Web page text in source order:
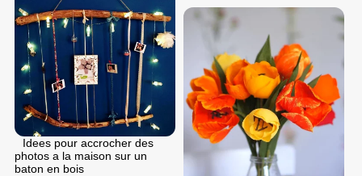
Idees pour accrocher des
photos a la maison sur un
baton en bois